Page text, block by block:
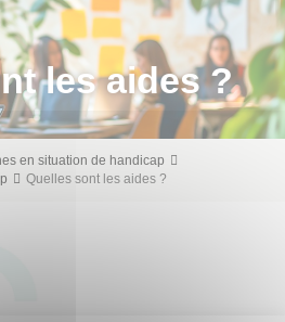
les aides ?
en situation de handicap
Quelles sont les aides ?